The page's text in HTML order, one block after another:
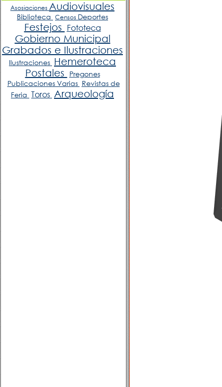
Asosiaciones Audiovisuales
Biblioteca Censos Deportes
Festejos Fototeca
Gobierno Municipal
Grabados e Ilustraciones
Ilustraciones Hemeroteca
Postales
Pregones
Publicaciones Varias Revistas de
Feria Toros Arqueología